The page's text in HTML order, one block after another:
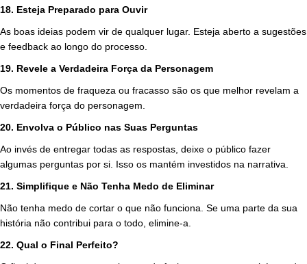
18. Esteja Preparado para Ouvir
As boas ideias podem vir de qualquer lugar. Esteja aberto a sugestões
e feedback ao longo do processo.
19. Revele a Verdadeira Força da Personagem
Os momentos de fraqueza ou fracasso são os que melhor revelam a
verdadeira força do personagem.
20. Envolva o Público nas Suas Perguntas
Ao invés de entregar todas as respostas, deixe o público fazer
algumas perguntas por si. Isso os mantém investidos na narrativa.
21. Simplifique e Não Tenha Medo de Eliminar
Não tenha medo de cortar o que não funciona. Se uma parte da sua
história não contribui para o todo, elimine-a.
22. Qual o Final Perfeito?